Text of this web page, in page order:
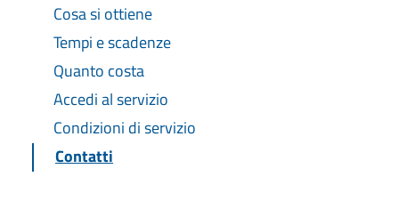
Cosa si ottiene
Tempi e scadenze
Quanto costa
Accedi al servizio
Condizioni di servizio
Contatti